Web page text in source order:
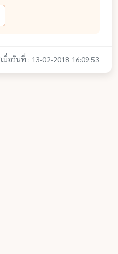
มื่อวันที่ : 13-02-2018 16:09:53